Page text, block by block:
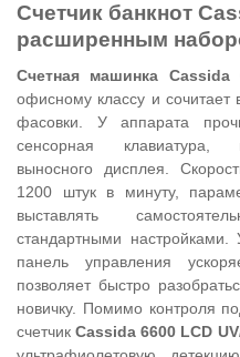
Счетчик банкнот
расширенным
Счетная машинка Cassida
офисному классу и сочитает
фасовки. У аппарата
сенсорная клавиатура,
выносного дисплея.
1200 штук в минуту,
выставлять
стандартными
панель управления
позволяет быстро
новичку. Помимо контроля
счетчикCassida 6600 LCD